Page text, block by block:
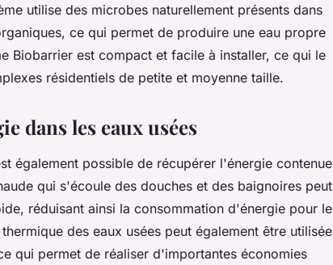
utilise des microbes naturellement présents dans
ce qui permet de produire une eau propre
Biobarrier est compact et facile à installer, ce qui le
résidentiels de petite et moyenne taille.
dans les eaux usées
également possible de récupérer l'énergie contenue
qui s'écoule des douches et des baignoires peut
réduisant ainsi la consommation d'énergie pour le
des eaux usées peut également être utilisée
qui permet de réaliser d'importantes économies